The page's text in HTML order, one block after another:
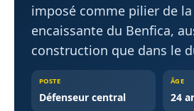
imposé comme pilier de
encaissante du Benfica,
construction que dans le
POSTE
Défenseur central
ÂGE
24